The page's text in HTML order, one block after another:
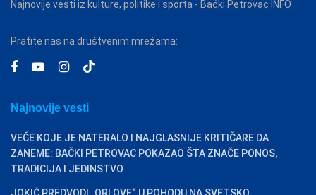
Najnovije vesti iz kulture, politike i sporta - Bački Petrovac INFO
Pratite nas na društvenim mrežama:
Najnovije vesti
VEČE KOJE JE NATERALO I NAJGLASNIJE KRITIČARE DA
ZANEME: BAČKI PETROVAC POKAZAO ŠTA ZNAČE PONOS,
TRADICIJA I JEDINSTVO